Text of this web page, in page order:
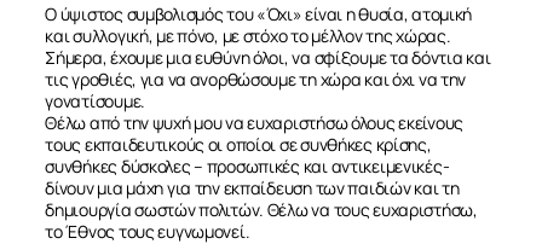
Ο ύψιστος συμβολισμός του «Όχι» είναι η θυσία, ατομική
και συλλογική, με πόνο, με στόχο το μέλλον της χώρας.
Σήμερα, έχουμε μια ευθύνη όλοι, να σφίξουμε τα δόντια και
τις γροθιές, για να ανορθώσουμε τη χώρα και όχι να την
γονατίσουμε.
Θέλω από την ψυχή μου να ευχαριστήσω όλους εκείνους
τους εκπαιδευτικούς οι οποίοι σε συνθήκες κρίσης,
συνθήκες δύσκολες – προσωπικές και αντικειμενικές-
δίνουν μια μάχη για την εκπαίδευση των παιδιών και τη
δημιουργία σωστών πολιτών. Θέλω να τους ευχαριστήσω,
το Έθνος τους ευγνωμονεί.